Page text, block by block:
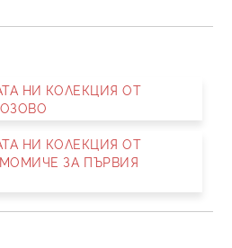
в рамките на работния ден.
НИ КОЛЕКЦИЯ ОТ
НИ КОЛЕКЦИЯ ОТ
ЗА ПЪРВИЯ